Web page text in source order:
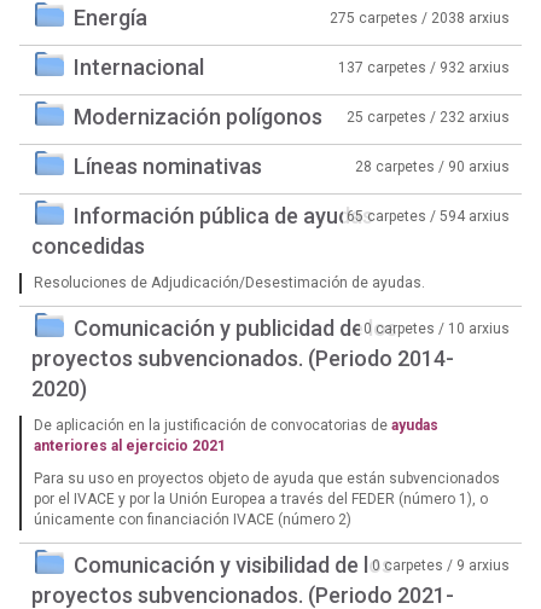
Energía 275 carpetes / 2038 arxius
Internacional 137 carpetes / 932 arxius
Modernización polígonos 25 carpetes / 232 arxius
Líneas nominativas 28 carpetes / 90 arxius
Información pública de ayudas
concedidas
65 carpetes / 594 arxius
Resoluciones de Adjudicación/Desestimación de ayudas.
Comunicación y publicidad de los
proyectos subvencionados. (Periodo 2014-
2020)
0 carpetes / 10 arxius
De aplicación en la justificación de convocatorias de ayudas
anteriores al ejercicio 2021
Para su uso en proyectos objeto de ayuda que están subvencionados
por el IVACE y por la Unión Europea a través del FEDER (número 1), o
únicamente con financiación IVACE (número 2)
Comunicación y visibilidad de los
proyectos subvencionados. (Periodo 2021-
0 carpetes / 9 arxius